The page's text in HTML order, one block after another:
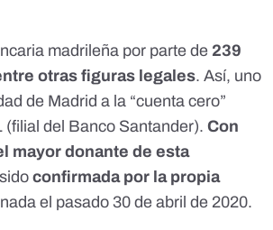
madrileña por parte de 239
otras figuras legales. Así, uno
de Madrid a la “cuenta cero”
del Banco Santander). Con
mayor donante de esta
confirmada por la propia
el pasado 30 de abril de 2020.